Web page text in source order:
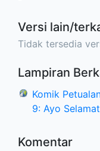
Versi lain/
Tidak tersedia
Lampiran
Komik
9: Ayo
Komentar